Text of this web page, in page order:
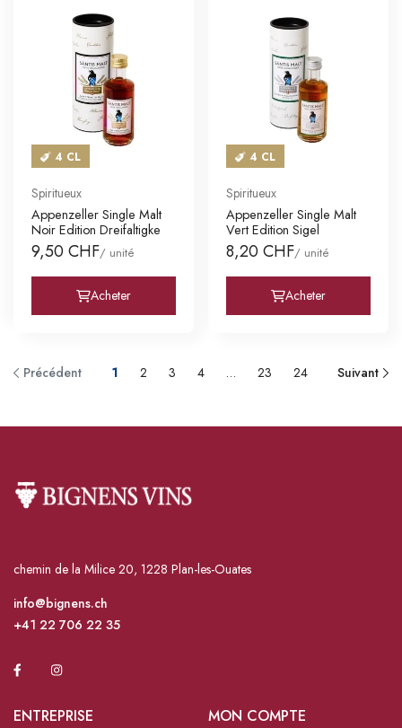
4 CL
Spiritueux
Appenzeller Single Malt
Noir Edition Dreifaltigke
9,50 CHF/ unité
Acheter
4 CL
Spiritueux
Appenzeller Single Malt
Vert Edition Sigel
8,20 CHF/ unité
Acheter
Précédent 1 2 3 4 … 23 24 Suivant
chemin de la Milice 20, 1228 Plan-les-Ouates
info@bignens.ch
+41 22 706 22 35
ENTREPRISE MON COMPTE